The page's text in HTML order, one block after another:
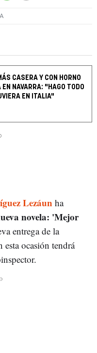
CASERA Y CON HORNO
EN NAVARRA: "HAGO TODO
EN ITALIA"
Lezáun ha
novela: 'Mejor
entrega de la
esta ocasión tendrá